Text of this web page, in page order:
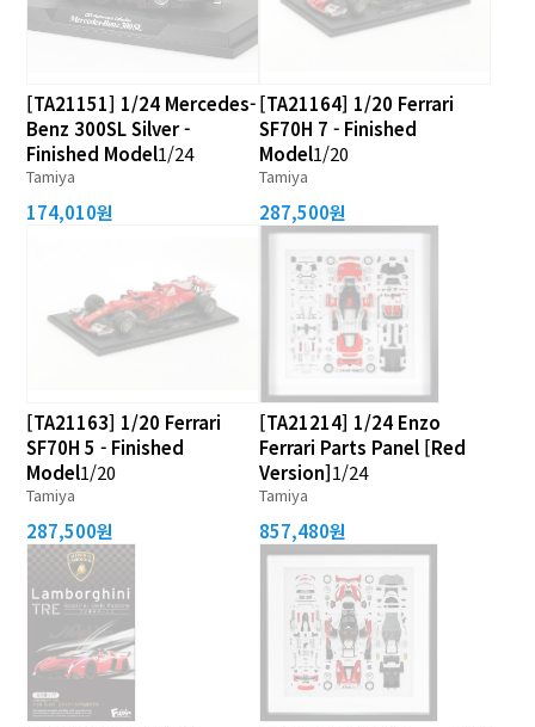
[TA21151] 1/24 Mercedes-
Benz 300SL Silver -
Finished Model1/24
Tamiya
174,010원
[TA21164] 1/20 Ferrari
SF70H 7 - Finished
Model1/20
Tamiya
287,500원
[TA21163] 1/20 Ferrari
SF70H 5 - Finished
Model1/20
Tamiya
287,500원
[TA21214] 1/24 Enzo
Ferrari Parts Panel [Red
Version]1/24
Tamiya
857,480원